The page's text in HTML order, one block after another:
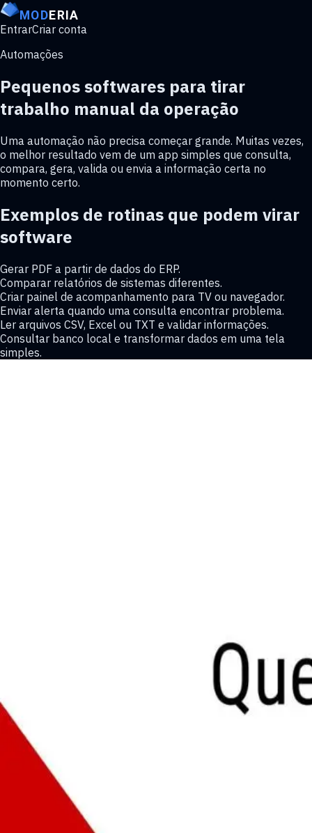
MOD ERIA
EntrarCriar conta
Automações
Pequenos softwares para tirar
trabalho manual da operação
Uma automação não precisa começar grande. Muitas vezes,
o melhor resultado vem de um app simples que consulta,
compara, gera, valida ou envia a informação certa no
momento certo.
Exemplos de rotinas que podem virar
software
Gerar PDF a partir de dados do ERP.
Comparar relatórios de sistemas diferentes.
Criar painel de acompanhamento para TV ou navegador.
Enviar alerta quando uma consulta encontrar problema.
Ler arquivos CSV, Excel ou TXT e validar informações.
Consultar banco local e transformar dados em uma tela
simples.